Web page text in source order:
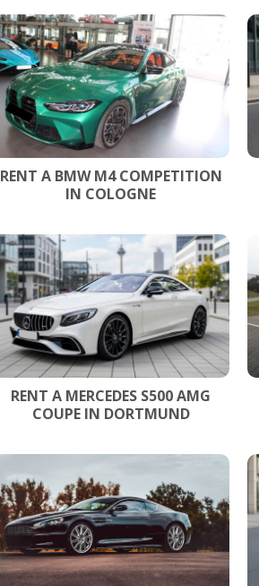
RENT A BMW M4 COMPETITION
IN COLOGNE
RENT A MERCEDES S500 AMG
COUPE IN DORTMUND